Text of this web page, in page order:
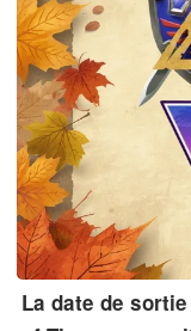
La date de